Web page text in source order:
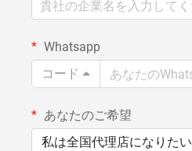
Whatsapp
コード
あなたのご希望
私は全国代理店になりたい